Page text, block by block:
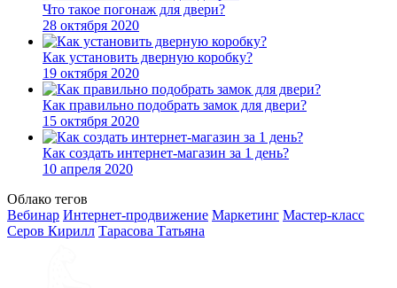
Что такое погонаж для двери?
28 октября 2020
Как установить дверную коробку?
19 октября 2020
Как правильно подобрать замок для двери?
15 октября 2020
Как создать интернет-магазин за 1 день?
10 апреля 2020
Облако тегов
Вебинар Интернет-продвижение Маркетинг Мастер-класс
Серов Кирилл Тарасова Татьяна